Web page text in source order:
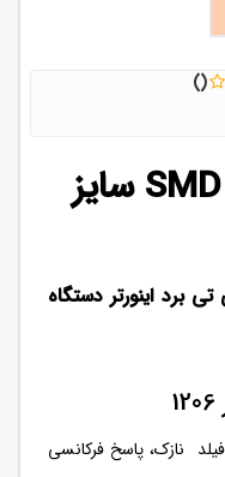
مقاومت 10 اهم SMD سایز
اینورتر دستگاه
نازک، پاسخ فرکانسی